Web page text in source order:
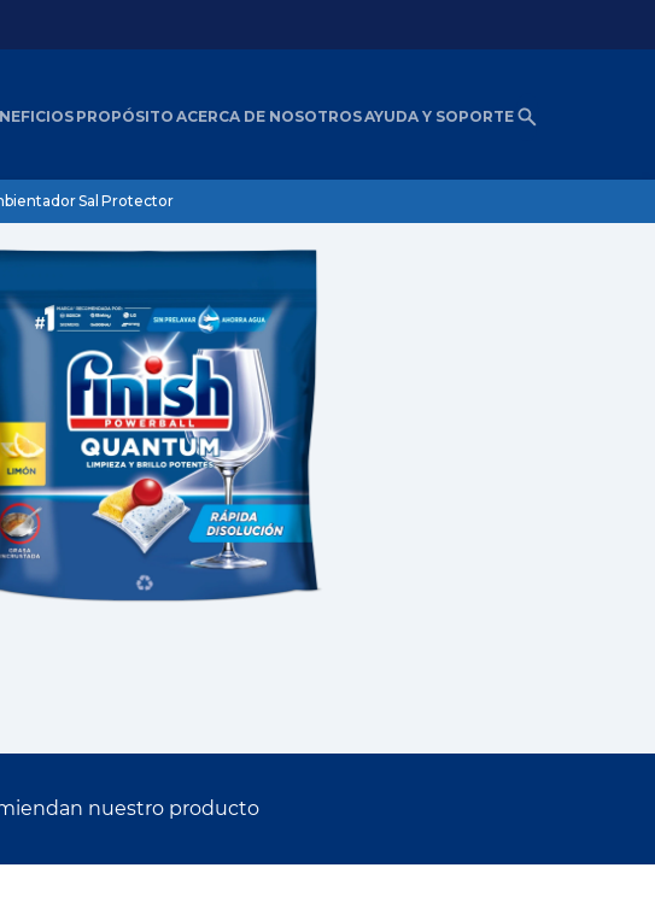
Sal Protector
PROPÓSITO ACERCA DE NOSOTROSAYUDA Y SOPORTE
nuestro producto